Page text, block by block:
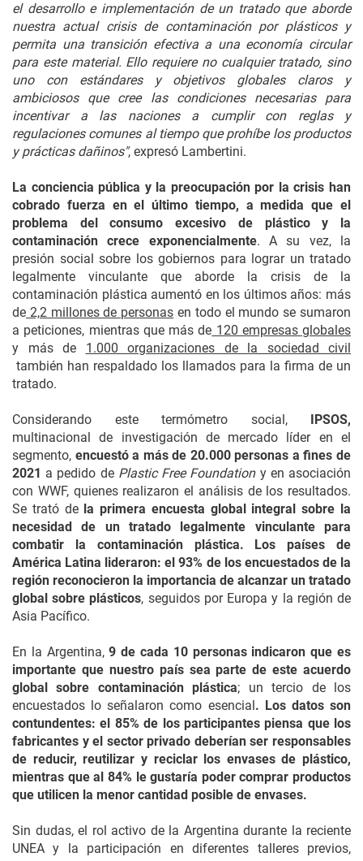
el desarrollo e implementación de un tratado que aborde
nuestra actual crisis de contaminación por plásticos y
permita una transición efectiva a una economía circular
para este material. Ello requiere no cualquier tratado, sino
uno con estándares y objetivos globales claros y
ambiciosos que cree las condiciones necesarias para
incentivar a las naciones a cumplir con reglas y
regulaciones comunes al tiempo que prohíbe los productos
y prácticas dañinos", expresó Lambertini.
La conciencia pública y la preocupación por la crisis han
cobrado fuerza en el último tiempo, a medida que el
problema del consumo excesivo de plástico y la
contaminación crece exponencialmente. A su vez, la
presión social sobre los gobiernos para lograr un tratado
legalmente vinculante que aborde la crisis de la
contaminación plástica aumentó en los últimos años: más
de 2,2 millones de personas en todo el mundo se sumaron
a peticiones, mientras que más de 120 empresas globales
y más de 1.000 organizaciones de la sociedad civil
también han respaldado los llamados para la firma de un
tratado.
Considerando este termómetro social, IPSOS,
multinacional de investigación de mercado líder en el
segmento, encuestó a más de 20.000 personas a fines de
2021 a pedido de Plastic Free Foundationy en asociación
con WWF, quienes realizaron el análisis de los resultados.
Se trató de la primera encuesta global integral sobre la
necesidad de un tratado legalmente vinculante para
combatir la contaminación plástica. Los países de
América Latina lideraron: el 93% de los encuestados de la
región reconocieron la importancia de alcanzar un tratado
global sobre plásticos, seguidos por Europa y la región de
Asia Pacífico.
En la Argentina,9 de cada 10 personas indicaron que es
importante que nuestro país sea parte de este acuerdo
global sobre contaminación plástica; un tercio de los
encuestados lo señalaron como esencial. Los datos son
contundentes: el 85% de los participantes piensa que los
fabricantes y el sector privado deberían ser responsables
de reducir, reutilizar y reciclar los envases de plástico,
mientras que al 84% le gustaría poder comprar productos
que utilicen la menor cantidad posible de envases.
Sin dudas, el rol activo de la Argentina durante la reciente
UNEA y la participación en diferentes talleres previos,